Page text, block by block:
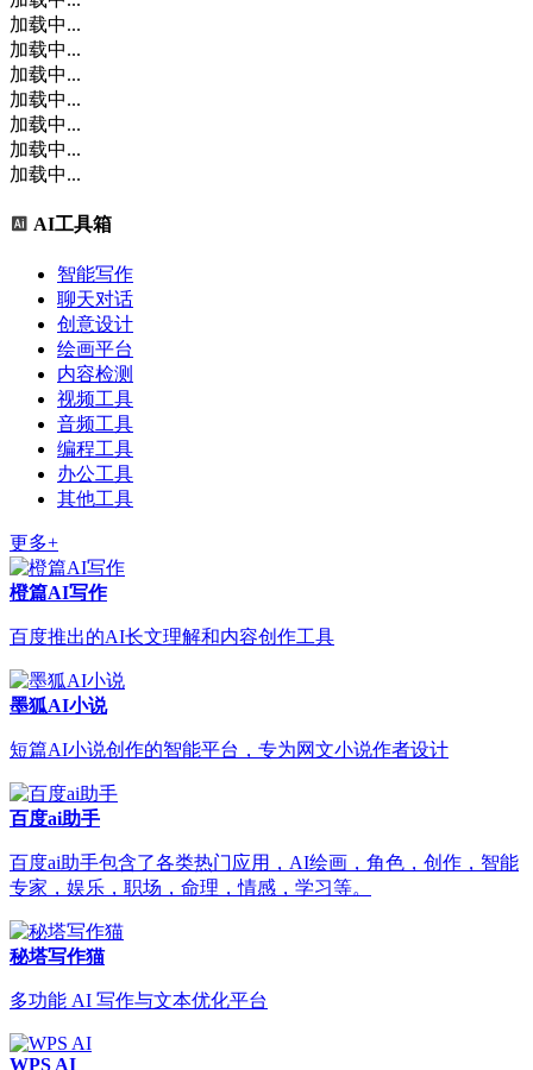
加载中...
加载中...
加载中...
加载中...
加载中...
加载中...
加载中...
AI工具箱
智能写作
聊天对话
创意设计
绘画平台
内容检测
视频工具
音频工具
编程工具
办公工具
其他工具
更多+
橙篇AI写作
百度推出的AI长文理解和内容创作工具
墨狐AI小说
短篇AI小说创作的智能平台，专为网文小说作者设计
百度ai助手
百度ai助手包含了各类热门应用，AI绘画，角色，创作，智能
专家，娱乐，职场，命理，情感，学习等。
秘塔写作猫
多功能 AI 写作与文本优化平台
WPS AI